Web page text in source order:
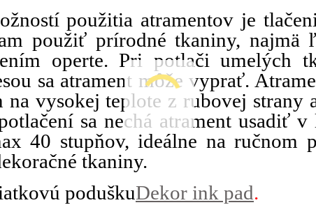
použitia atramentov je
použiť prírodné tkaniny, najmä
operte. Pri potlači umelých
sa atrament môže vyprať.
vysokej teplote z rubovej strany
sa nechá atrament usadiť v
40 stupňov, ideálne na ručnom
tkaniny.
poduškuDekor ink pad.